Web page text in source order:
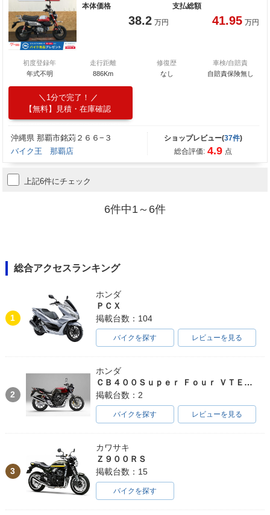
本体価格
38.2 万円
支払総額
41.95 万円
初度登録年
年式不明
走行距離
886Km
修復歴
なし
車検/自賠責
自賠責保険無し
1分で完了！
【無料】見積・在庫確認
沖縄県 那覇市銘苅２６６−３
バイク王 那覇店
ショップレビュー(37件)
総合評価: 4.9 点
上記6件にチェック
6件中1～6件
総合アクセスランキング
1
ホンダ
ＰＣＸ
掲載台数：104
バイクを探す レビューを見る
2
ホンダ
ＣＢ４００Ｓｕｐｅｒ Ｆｏｕｒ ＶＴＥＣ ＳＰＥＣ３
掲載台数：2
バイクを探す レビューを見る
3
カワサキ
Ｚ９００ＲＳ
掲載台数：15
バイクを探す